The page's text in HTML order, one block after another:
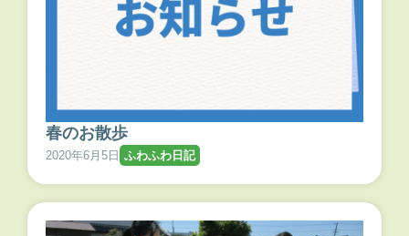
春のお散歩
2020年6月5日 ふわふわ日記